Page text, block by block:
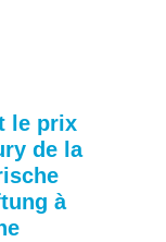
le prix
de la
à